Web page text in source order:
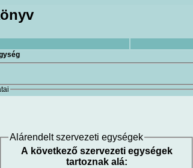
Alárendelt szervezeti egységek
A következő szervezeti egységek
tartoznak alá: